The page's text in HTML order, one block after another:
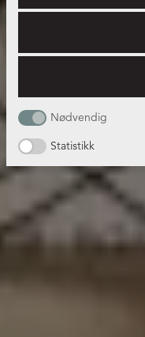
Nødvendig
Statistikk